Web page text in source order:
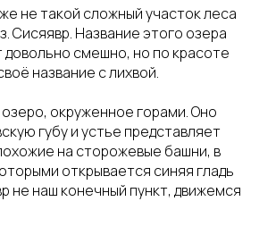
не такой сложный участок леса
Сисяявр. Название этого озера
довольно смешно, но по красоте
название с лихвой.
окруженное горами. Оно
губу и устье представляет
на сторожевые башни, в
открывается синяя гладь
не наш конечный пункт, движемся